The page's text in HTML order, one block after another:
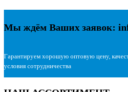
Мы ждём Ваших заявок:
Гарантируем хорошую оптовую цену,
условия сотрудничества